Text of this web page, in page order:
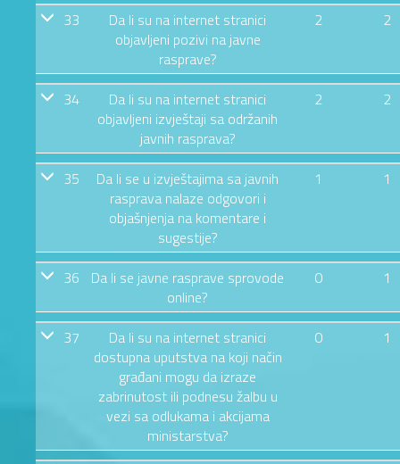
33
Da li su na internet stranici
objavljeni pozivi na javne
rasprave?
2 2
34
Da li su na internet stranici
objavljeni izvještaji sa održanih
javnih rasprava?
2 2
35
Da li se u izvještajima sa javnih
rasprava nalaze odgovori i
objašnjenja na komentare i
sugestije?
1 1
36
Da li se javne rasprave sprovode
online?
0 1
37
Da li su na internet stranici
dostupna uputstva na koji način
građani mogu da izraze
zabrinutost ili podnesu žalbu u
vezi sa odlukama i akcijama
ministarstva?
0 1